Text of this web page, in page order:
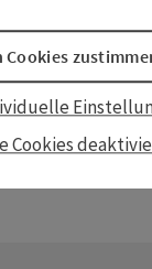
Cookies
Cookies